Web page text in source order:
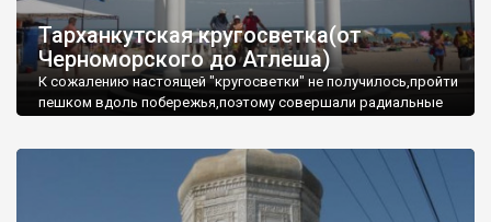
Тарханкутская кругосветка(от
Черноморского до Атлеша)
К сожалению настоящей "кругосветки" не получилось,пройти
пешком вдоль побережья,поэтому совершали радиальные